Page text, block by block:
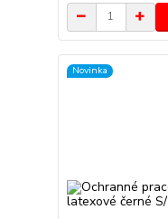
Novinka